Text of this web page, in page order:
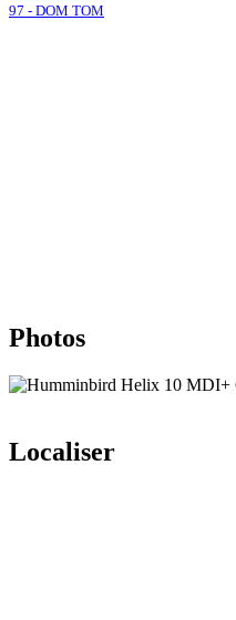
97 - DOM TOM
Photos
Localiser